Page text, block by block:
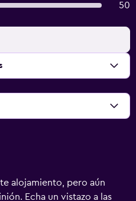
50
alojamiento, pero aún
Echa un vistazo a las